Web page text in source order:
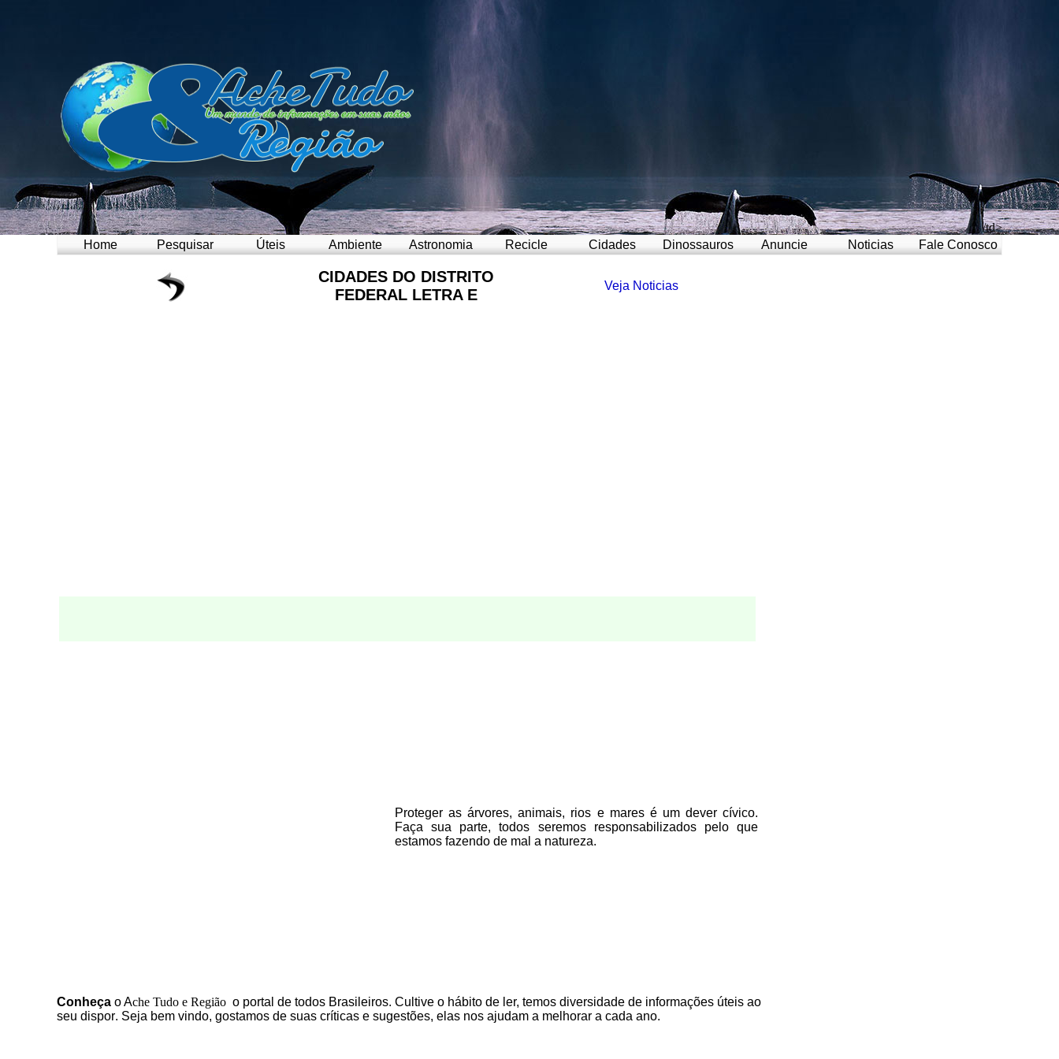
/td>
Home
Pesquisar Úteis Ambiente Astronomia Recicle Cidades Dinossauros Anuncie Noticias Fale Conosco
CIDADES DO DISTRITO
FEDERAL LETRA E
Veja Noticias
Proteger as árvores, animais, rios e mares é um dever cívico.
Faça sua parte, todos seremos responsabilizados pelo que
estamos fazendo de mal a natureza.
Conheça oAche Tudo e Região o portal de todos Brasileiros. Cultive o hábito de ler, temos diversidade de informações úteis ao
seu dispor. Seja bem vindo, gostamos de suas críticas e sugestões, elas nos ajudam a melhorar a cada ano.